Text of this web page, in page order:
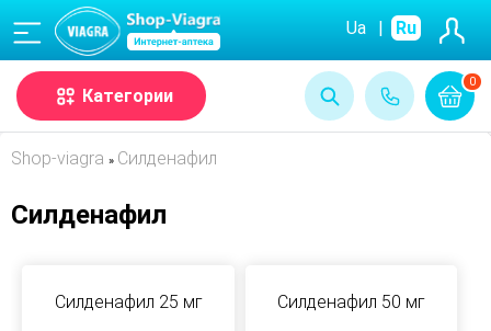
0
(068) Ua | Ru
Категории
Shop-viagra » Силденафил
Силденафил
Силденафил 25 мг Силденафил 50 мг